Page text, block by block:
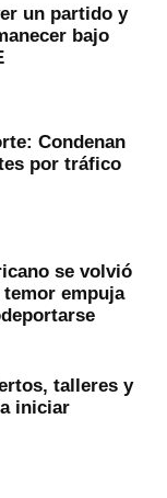
un partido y
bajo
Condenan
por tráfico
se volvió
empuja
talleres y
iniciar